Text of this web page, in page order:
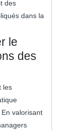
des
dans la
le
des
les
valorisant